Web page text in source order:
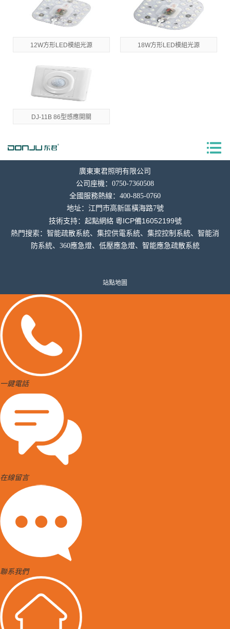
12W方形LED模組光源 18W方形LED模組光源
DJ-11B 86型感應開關
廣東東君照明有限公司
公司座機：0750-7360508
全國服務熱線：400-885-0760
地址： 江門市高新區橫海路7號
技術支持： 起點網絡 粵ICP備16052199號
熱門搜索：智能疏散系統、集控供電系統、集控控制系統、智能消
防系統、360應急燈、低壓應急燈、智能應急疏散系統
站點地圖
一鍵電話
在線留言
聯系我們